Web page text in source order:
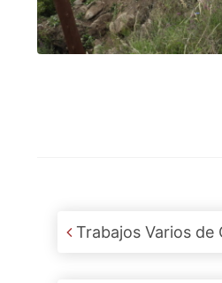
Post
Trabajos Varios de